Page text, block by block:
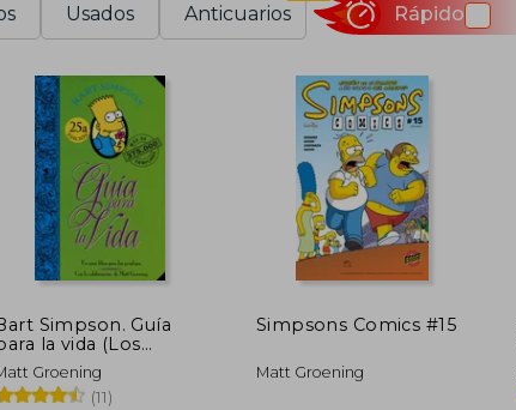
Usados Anticuarios Rápido
Simpson. Guía
la vida (Los
Groening
(11)
Simpsons Comics #15
Matt Groening